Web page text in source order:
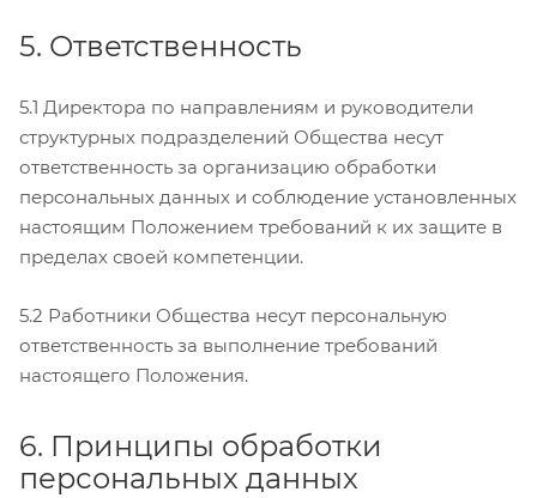
5. Ответственность
5.1 Директора по направлениям и руководители
структурных подразделений Общества несут
ответственность за организацию обработки
персональных данных и соблюдение установленных
настоящим Положением требований к их защите в
пределах своей компетенции.
5.2 Работники Общества несут персональную
ответственность за выполнение требований
настоящего Положения.
6. Принципы обработки
персональных данных